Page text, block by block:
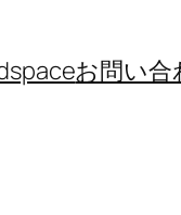
お問い合